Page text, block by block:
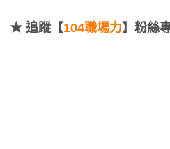
★ 追蹤【104職場力】粉絲